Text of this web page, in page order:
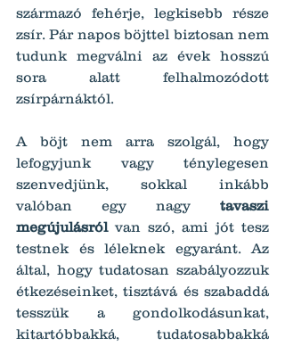
származó fehérje, legkisebb része
zsír. Pár napos böjttel biztosan nem
tudunk megválni az évek hosszú
sora alatt felhalmozódott
zsírpárnáktól.
A böjt nem arra szolgál, hogy
lefogyjunk vagy ténylegesen
szenvedjünk, sokkal inkább
valóban egy nagy tavaszi
megújulásról van szó, ami jót tesz
testnek és léleknek egyaránt. Az
által, hogy tudatosan szabályozzuk
étkezéseinket, tisztává és szabaddá
tesszük a gondolkodásunkat,
kitartóbbakká, tudatosabbakká